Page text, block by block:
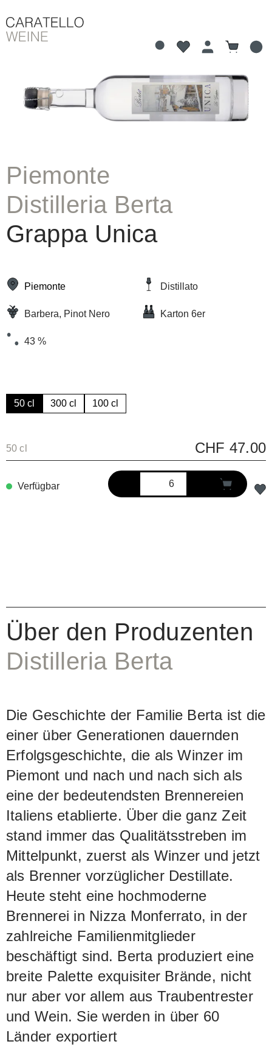
Bildergalerie überspringen
Piemonte
Distilleria Berta
Grappa Unica
Piemonte Distillato
Barbera, Pinot Nero Karton 6er
43 %
50 cl 300 cl 100 cl
50 cl CHF 47.00
Verfügbar
Über den Produzenten
Distilleria Berta
Die Geschichte der Familie Berta ist die
einer über Generationen dauernden
Erfolgsgeschichte, die als Winzer im
Piemont und nach und nach sich als
eine der bedeutendsten Brennereien
Italiens etablierte. Über die ganz Zeit
stand immer das Qualitätsstreben im
Mittelpunkt, zuerst als Winzer und jetzt
als Brenner vorzüglicher Destillate.
Heute steht eine hochmoderne
Brennerei in Nizza Monferrato, in der
zahlreiche Familienmitglieder
beschäftigt sind. Berta produziert eine
breite Palette exquisiter Brände, nicht
nur aber vor allem aus Traubentrester
und Wein. Sie werden in über 60
Länder exportiert